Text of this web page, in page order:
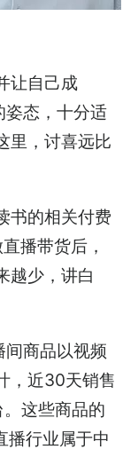
让自己成
姿态，十分适
里，讨喜远比
书的相关付费
播带货后，
越少，讲白
间商品以视频
，近30天销售
这些商品的
行业属于中